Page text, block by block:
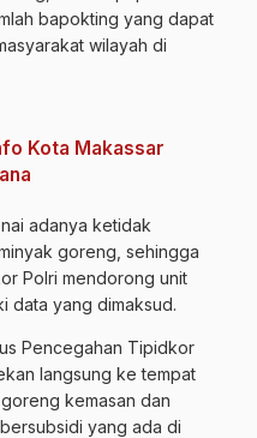
bapokting yang dapat
wilayah di
Kota Makassar
adanya ketidak
goreng, sehingga
Polri mendorong unit
data yang dimaksud.
Pencegahan Tipidkor
langsung ke tempat
kemasan dan
yang ada di